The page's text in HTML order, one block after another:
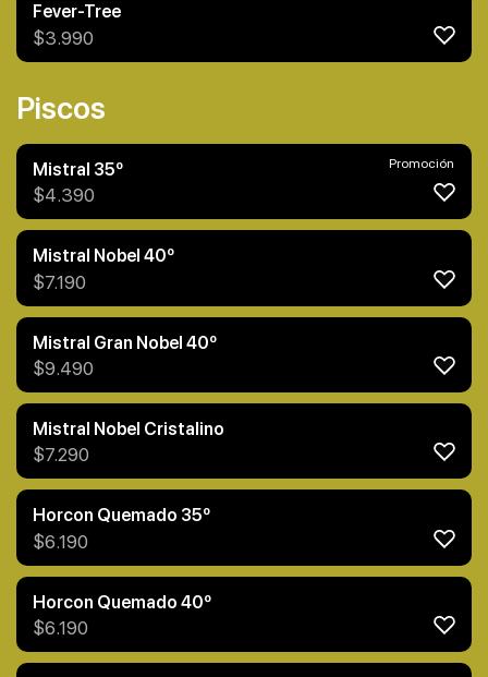
Fever-Tree
$3.990
Piscos
Mistral 35º
$4.390
Promoción
Mistral Nobel 40º
$7.190
Mistral Gran Nobel 40º
$9.490
Mistral Nobel Cristalino
$7.290
Horcon Quemado 35º
$6.190
Horcon Quemado 40º
$6.190